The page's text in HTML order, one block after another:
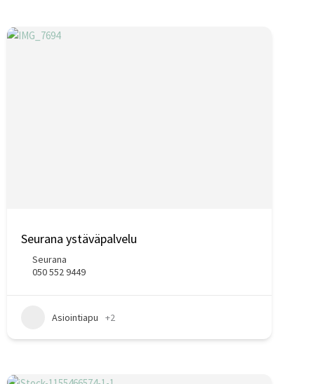
Seurana ystäväpalvelu
Seurana
050 552 9449
Asiointiapu +2